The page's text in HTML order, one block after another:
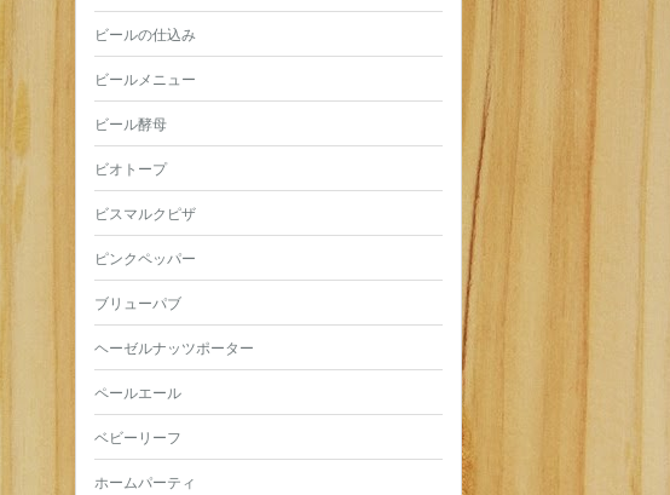
ビールの仕込み
ビールメニュー
ビール酵母
ビオトープ
ビスマルクピザ
ピンクペッパー
ブリューパブ
ヘーゼルナッツポーター
ペールエール
ベビーリーフ
ホームパーティ